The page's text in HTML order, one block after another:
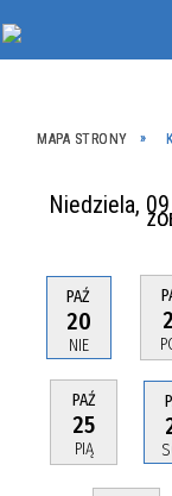
Niedziela,
MAPA STRONY
PAŹ
20
NIE
PAŹ
25
PIĄ